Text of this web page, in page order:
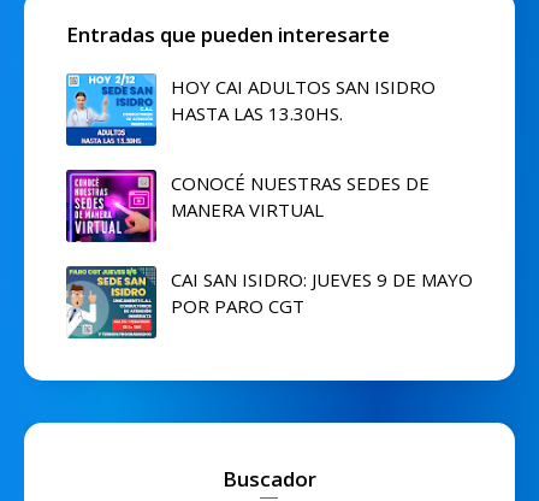
Entradas que pueden interesarte
HOY CAI ADULTOS SAN ISIDRO
HASTA LAS 13.30HS.
CONOCÉ NUESTRAS SEDES DE
MANERA VIRTUAL
CAI SAN ISIDRO: JUEVES 9 DE MAYO
POR PARO CGT
Buscador